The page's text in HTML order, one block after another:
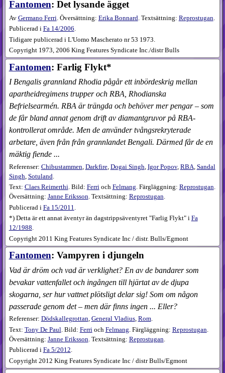
Fantomen: Det lysande ägget
Av Germano Ferri . Översättning: Erika Bonnard . Textsättning: Reprostugan
Publicerad i Fa14​/2006.
Tidigare publicerad i L'Uomo Mascherato nr 53 1973.
Copyright 1973, 2006 King Features Syndicate Inc./distr Bulls
Fantomen: Farlig Flykt*
I Bengalis grannland Rhodia pågår ett inbördeskrig mellan
apartheidregimens trupper och RBA, Rhodianska
Befrielsearmén. RBA är trängda och behöver mer pengar – som
de får bland annat genom drift av diamantgruvor på RBA-
kontrollerat område. Men de använder tvångsrekryterade
arbetare, även från från grannlandet Bengali. Därmed får de en
mäktig fiende ...
Referenser: Chibustammen Darkfire, Dogai Singh Igor Popov, RBA Sandal
Singh Sotuland
Text: Claes Reimerthi. Bild: Ferrioch Felmang. Färgläggning: Reprostugan.
Översättning: Janne Eriksson. Textsättning: Reprostugan.
Publicerad i Fa 15​/2011
*) Detta är ett annat äventyr än dagstrippsäventyret "Farlig Flykt" i Fa
12/1988.
Copyright 2011 King Features Syndicate Inc / distr. Bulls/Egmont
Fantomen: Vampyren i djungeln
Vad är dröm och vad är verklighet? En av de bandarer som
bevakar vattenfallet och ingången till hjärtat av de djupa
skogarna, ser hur vattnet plötsligt delar sig! Som om någon
passerade genom det – men där finns ingen ... Eller?
Referenser: Dödskallegrottan, General Vladius, Rom.
Text: Tony De Paul . Bild: Ferri och Felmang . Färgläggning: Reprostugan
Översättning: Janne Eriksson . Textsättning: Reprostugan
Publicerad i Fa5​/2012.
Copyright 2012 King Features Syndicate Inc / distr Bulls/Egmont